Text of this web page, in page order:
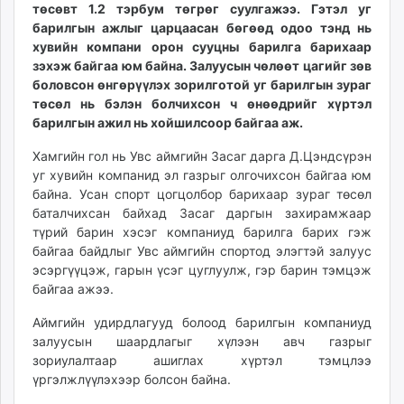
shuud.mn
eagle.mn
ergelt.mn
zarig.mn
today.mn
zuv.mn
ugluu.mn
urlag.mn
unen.mn
asu.mn
shudarga.mn
shuurhai.mn
isee.mn
mglradio.com
fact.mn
төсөвт 1.2 тэрбум төгрөг суулгажээ. Гэтэл уг
барилгын ажлыг царцаасан бөгөөд одоо тэнд нь
хувийн компани орон сууцны барилга барихаар
зэхэж байгаа юм байна. Залуусын чөлөөт цагийг зөв
боловсон өнгөрүүлэх зорилготой уг барилгын зураг
төсөл нь бэлэн болчихсон ч өнөөдрийг хүртэл
барилгын ажил нь хойшилсоор байгаа аж.
Хамгийн гол нь Увс аймгийн Засаг дарга Д.Цэндсүрэн
уг хувийн компанид эл газрыг олгочихсон байгаа юм
байна. Усан спорт цогцолбор барихаар зураг төсөл
баталчихсан байхад Засаг даргын захирамжаар
түрий барин хэсэг компаниуд барилга барих гэж
байгаа байдлыг Увс аймгийн спортод элэгтэй залуус
эсэргүүцэж, гарын үсэг цуглуулж, гэр барин тэмцэж
байгаа ажээ.
Аймгийн удирдлагууд болоод барилгын компаниуд
залуусын шаардлагыг хүлээн авч газрыг
зориулалтаар ашиглах хүртэл тэмцлээ
үргэлжлүүлэхээр болсон байна.